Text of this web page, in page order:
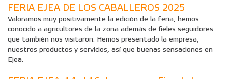
FERIA EJEA DE LOS CABALLEROS 2025
Valoramos muy positivamente la edición de la feria, hemos
conocido a agricultores de la zona además de fieles seguidores
que también nos visitaron. Hemos presentado la empresa,
nuestros productos y servicios, así que buenas sensaciones en
Ejea.